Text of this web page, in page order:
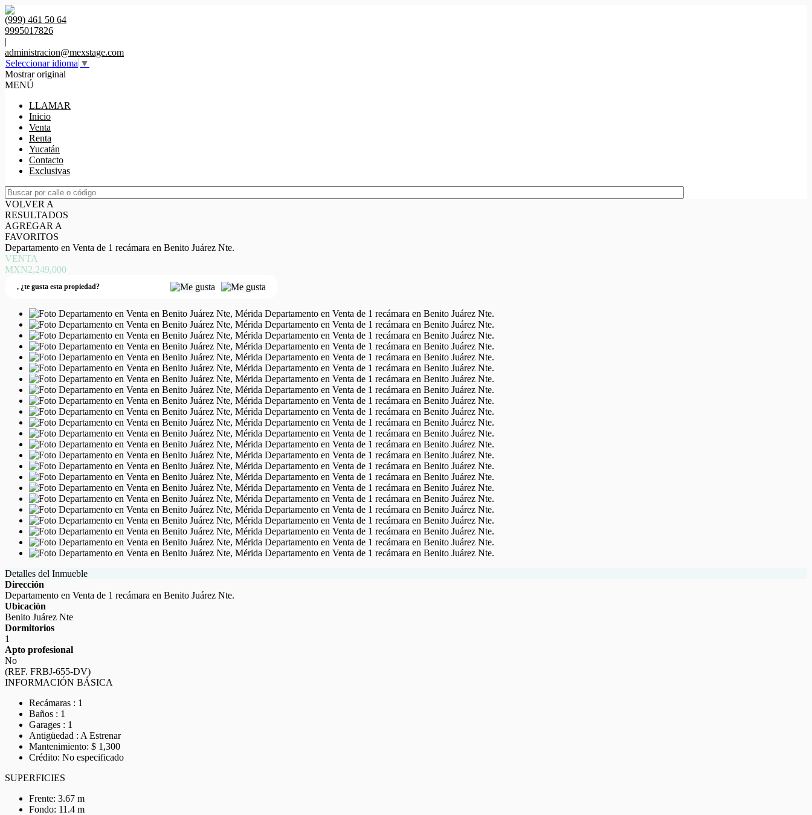
(999) 461 50 64
9995017826
|
administracion@mexstage.com
Seleccionar idioma ▼
Mostrar original
MENÚ
LLAMAR
Inicio
Venta
Renta
Yucatán
Contacto
Exclusivas
VOLVER A
RESULTADOS
AGREGAR A
FAVORITOS
Departamento en Venta de 1 recámara en Benito Juárez Nte.
VENTA
MXN2,249,000
, ¿te gusta esta propiedad?
Detalles del Inmueble
Dirección
Departamento en Venta de 1 recámara en Benito Juárez Nte.
Ubicación
Benito Juárez Nte
Dormitorios
1
Apto profesional
No
(REF. FRBJ-655-DV)
INFORMACIÓN BÁSICA
Recámaras : 1
Baños : 1
Garages : 1
Antigüedad : A Estrenar
Mantenimiento: $ 1,300
Crédito: No especificado
SUPERFICIES
Frente: 3.67 m
Fondo: 11.4 m